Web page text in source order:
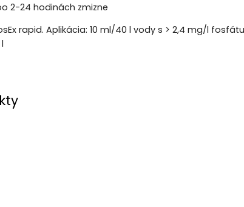
2-24 hodinách zmizne
rapid. Aplikácia: 10 ml/40 l vody s > 2,4 mg/l